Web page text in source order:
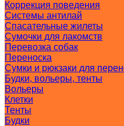
Коррекция поведения
Системы антилай
Спасательные жилеты
Сумочки для лакомств
Перевозка собак
Переноска
Сумки и рюкзаки для
Будки, вольеры, тенты
Вольеры
Клетки
Тенты
Будки